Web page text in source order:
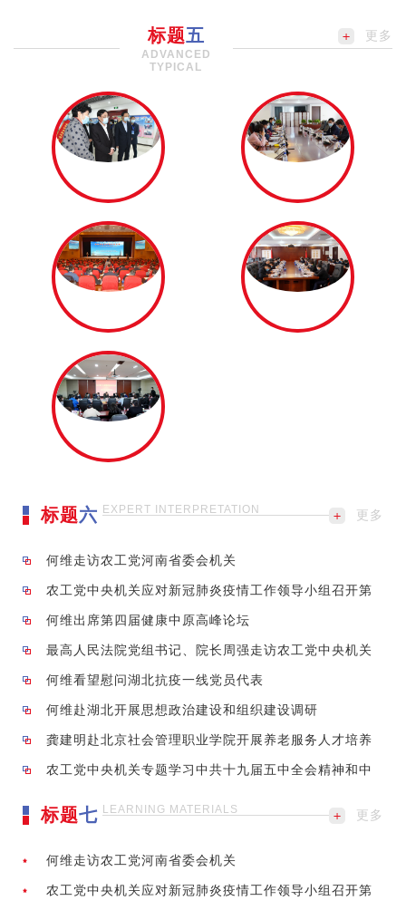
更多
标题五
ADVANCED
TYPICAL
更多
标题六 EXPERT INTERPRETATION
何维走访农工党河南省委会机关
农工党中央机关应对新冠肺炎疫情工作领导小组召开第
21次会议
何维出席第四届健康中原高峰论坛
最高人民法院党组书记、院长周强走访农工党中央机关
何维看望慰问湖北抗疫一线党员代表
何维赴湖北开展思想政治建设和组织建设调研
龚建明赴北京社会管理职业学院开展养老服务人才培养
相关调研
农工党中央机关专题学习中共十九届五中全会精神和中
更多
标题七 LEARNING MATERIALS
何维走访农工党河南省委会机关
农工党中央机关应对新冠肺炎疫情工作领导小组召开第